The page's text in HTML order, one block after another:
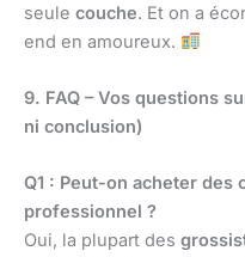
seule couche. Et on a
end en amoureux.
9. FAQ – Vos questions
ni conclusion)
Q1 : Peut-on acheter des
professionnel ?
Oui, la plupart des